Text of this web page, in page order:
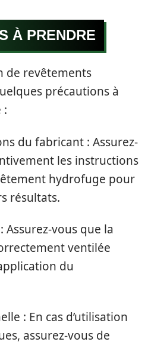
À PRENDRE
de revêtements
précautions à
:
du fabricant : Assurez-
les instructions
hydrofuge pour
résultats.
vous que la
ventilée
du
: En cas d’utilisation
assurez-vous de